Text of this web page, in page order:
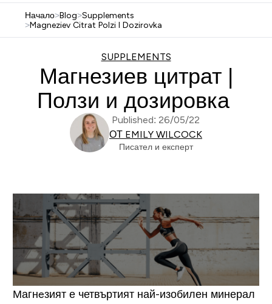
Начало>Blog>Supplements
>Magneziev Citrat Polzi I Dozirovka
SUPPLEMENTS
Магнезиев цитрат |
Ползи и дозировка
Published: 26/05/22
ОТ EMILY WILCOCK
Писател и експерт
Магнeзият е четвъртият най-изобилен минерал